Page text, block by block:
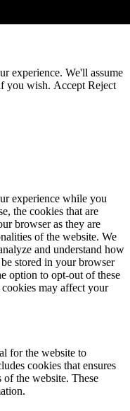
experience. We'll assume
you wish. Accept Reject
experience while you
the cookies that are
browser as they are
of the website. We
and understand how
stored in your browser
option to opt-out of these
may affect your
for the website to
cookies that ensures
of the website. These